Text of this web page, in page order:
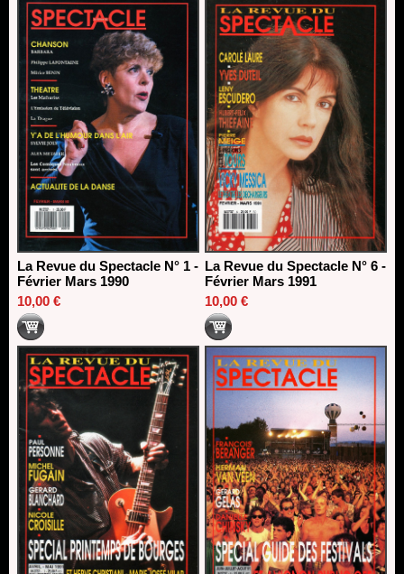
La Revue du Spectacle N° 1 -
Février Mars 1990
10,00 €
La Revue du Spectacle N° 6 -
Février Mars 1991
10,00 €